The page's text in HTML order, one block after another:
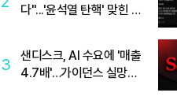
다"...'윤석열 탄핵' 맞힌 무
3
샌디스크, AI 수요에 '매출
4.7배'…가이던스 실망에